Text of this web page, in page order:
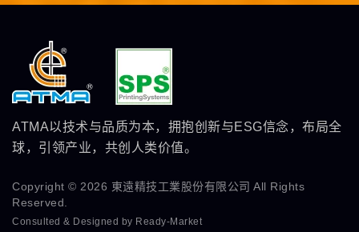
ATMA以技术与品质为本，拥抱创新与ESG信念，布局全
球，引领产业，共创人类价值。
Copyright © 2026 東遠精技工業股份有限公司 All Rights
Reserved.
Consulted & Designed by Ready-Market